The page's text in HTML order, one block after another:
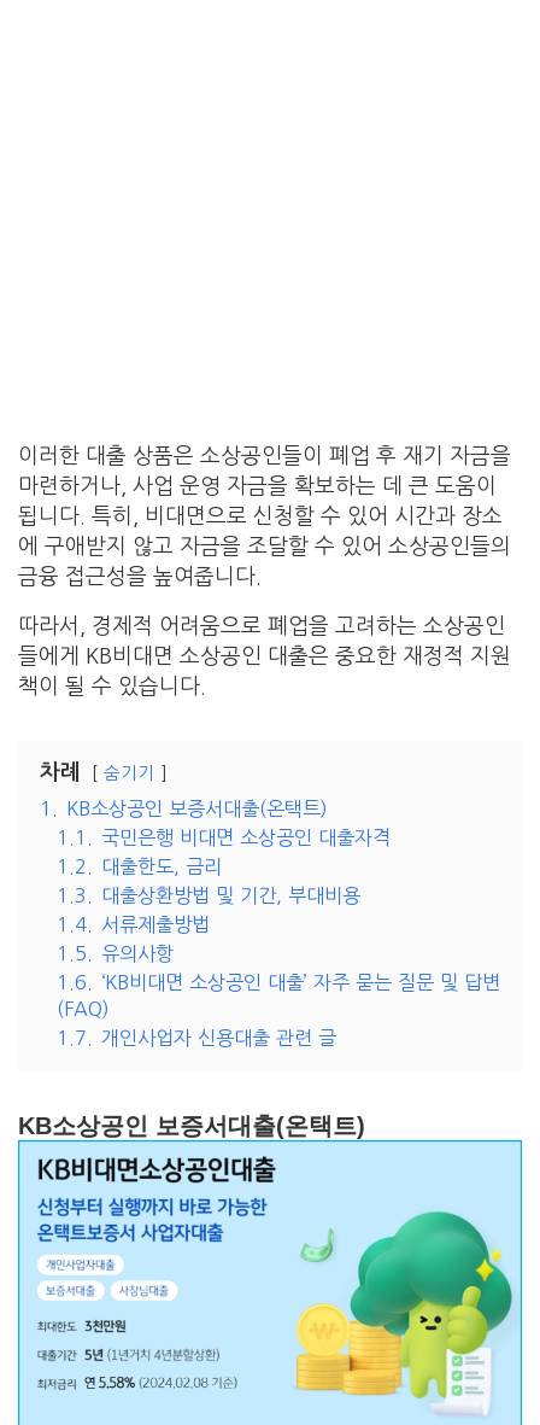
이러한 대출 상품은 소상공인들이 폐업 후 재기 자금을
마련하거나, 사업 운영 자금을 확보하는 데 큰 도움이
됩니다. 특히, 비대면으로 신청할 수 있어 시간과 장소
에 구애받지 않고 자금을 조달할 수 있어 소상공인들의
금융 접근성을 높여줍니다.
따라서, 경제적 어려움으로 폐업을 고려하는 소상공인
들에게 KB비대면 소상공인 대출은 중요한 재정적 지원
책이 될 수 있습니다.
차례 숨기기
1.
KB소상공인 보증서대출(온택트)
1.1.
국민은행 비대면 소상공인 대출자격
1.2.
대출한도, 금리
1.3.
대출상환방법 및 기간, 부대비용
1.4.
서류제출방법
1.5.
유의사항
1.6.
‘KB비대면 소상공인 대출’ 자주 묻는 질문 및 답변
(FAQ)
1.7.
개인사업자 신용대출 관련 글
KB소상공인 보증서대출(온택트)